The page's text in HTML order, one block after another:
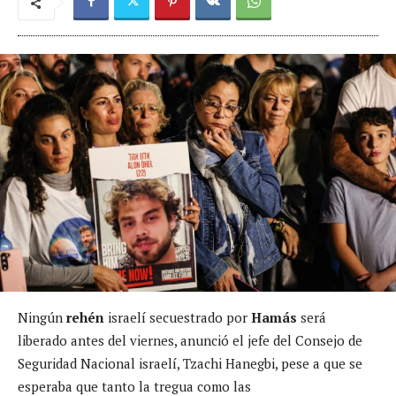
Ningún rehén israelí secuestrado por Hamás será
liberado antes del viernes, anunció el jefe del Consejo de
Seguridad Nacional israelí, Tzachi Hanegbi, pese a que se
esperaba que tanto la tregua como las